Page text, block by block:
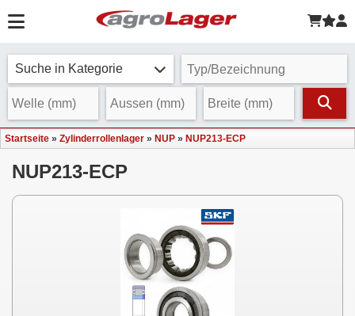
Suche in Kategorie
Startseite » Zylinderrollenlager » NUP » NUP213-ECP
NUP213-ECP